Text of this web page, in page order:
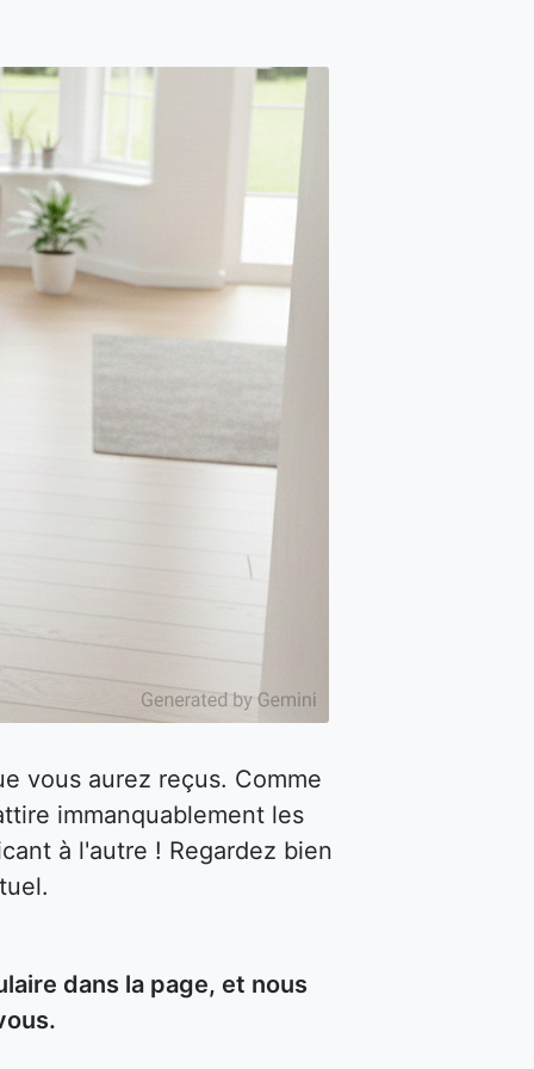
vous aurez reçus. Comme
immanquablement les
à l'autre ! Regardez bien
dans la page, et nous